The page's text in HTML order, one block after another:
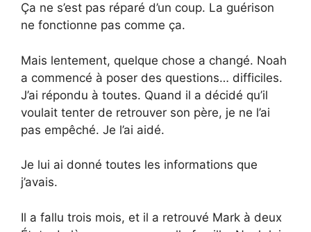
Ça ne s’est pas réparé d’un coup. La guérison
ne fonctionne pas comme ça.
Mais lentement, quelque chose a changé. Noah
a commencé à poser des questions… difficiles.
J’ai répondu à toutes. Quand il a décidé qu’il
voulait tenter de retrouver son père, je ne l’ai
pas empêché. Je l’ai aidé.
Je lui ai donné toutes les informations que
j’avais.
Il a fallu trois mois, et il a retrouvé Mark à deux